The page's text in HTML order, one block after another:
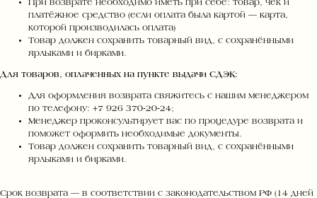
При возврате необходимо иметь при себе: товар, чек и
платёжное средство (если оплата была картой — карта,
которой производилась оплата)
Товар должен сохранить товарный вид, с сохранёнными
ярлыками и бирками.
Для товаров, оплаченных на пункте выдачи СДЭК:
Для оформления возврата свяжитесь с нашим менеджером
по телефону: +7 926 370‑20‑24;
Менеджер проконсультирует вас по процедуре возврата и
поможет оформить необходимые документы.
Товар должен сохранить товарный вид, с сохранёнными
ярлыками и бирками.
Срок возврата — в соответствии с законодательством РФ (14 дней